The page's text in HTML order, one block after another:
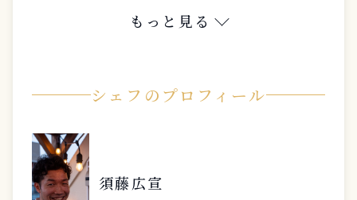
もっと見る
シェフのプロフィール
須藤広宣